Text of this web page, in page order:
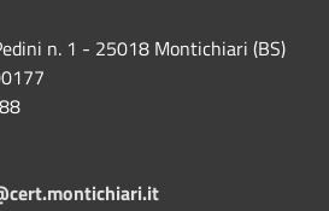
n. 1 - 25018 Montichiari (BS)